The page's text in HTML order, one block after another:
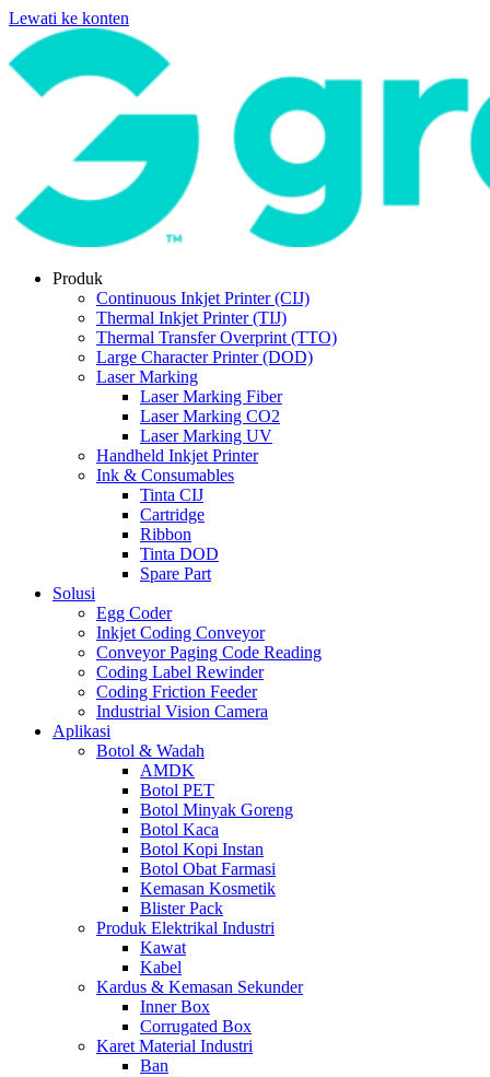
Lewati ke konten
Produk
Continuous Inkjet Printer (CIJ)
Thermal Inkjet Printer (TIJ)
Thermal Transfer Overprint (TTO)
Large Character Printer (DOD)
Laser Marking
Laser Marking Fiber
Laser Marking CO2
Laser Marking UV
Handheld Inkjet Printer
Ink & Consumables
Tinta CIJ
Cartridge
Ribbon
Tinta DOD
Spare Part
Solusi
Egg Coder
Inkjet Coding Conveyor
Conveyor Paging Code Reading
Coding Label Rewinder
Coding Friction Feeder
Industrial Vision Camera
Aplikasi
Botol & Wadah
AMDK
Botol PET
Botol Minyak Goreng
Botol Kaca
Botol Kopi Instan
Botol Obat Farmasi
Kemasan Kosmetik
Blister Pack
Produk Elektrikal Industri
Kawat
Kabel
Kardus & Kemasan Sekunder
Inner Box
Corrugated Box
Karet Material Industri
Ban